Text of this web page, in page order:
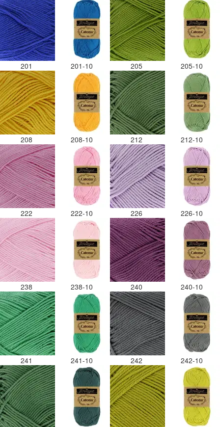
201 201-10 205 205-10
208 208-10 212 212-10
222 222-10 226 226-10
238 238-10 240 240-10
241 241-10 242 242-10